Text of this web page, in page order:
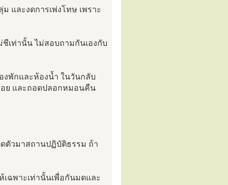
และงดการเพ่งโทษ เพราะ
เท่านั้น ไม่สอบถามกันเองกับ
งพักและห้องน้ำ ในวันกลับ
อย และถอดปลอกหมอนคืน
ตัวมาสถานปฏิบัติธรรม ถ้า
ฉพาะเท่านั้นเพื่อกันมดและ